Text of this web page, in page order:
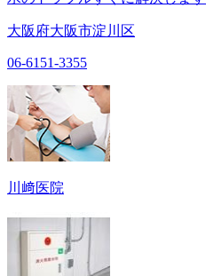
大阪府大阪市淀川区
06-6151-3355
川﨑医院